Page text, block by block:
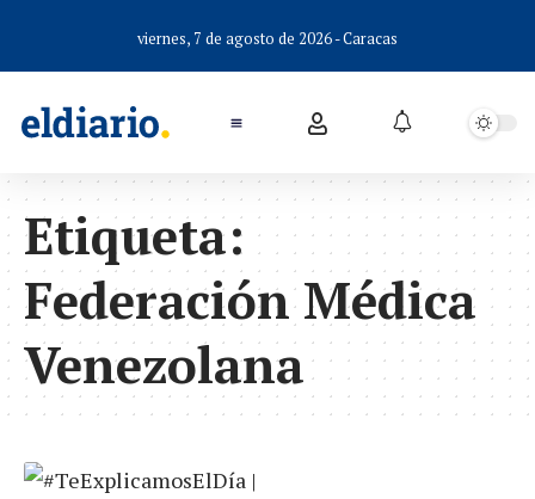
viernes, 7 de agosto de 2026 - Caracas
Etiqueta:
Federación Médica
Venezolana